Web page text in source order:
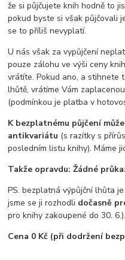
že si půjčujete knih hodně to
pokud byste si však půjčovali
se to příliš nevyplatí.
U nás však za vypůjčení
pouze zálohu ve výši ceny
vrátíte. Pokud ano, a stihnete
lhůtě, vrátíme Vám
(podmínkou je platba v
K bezplatnému půjčení
antikvariátu (s razítky s
posledním listu knihy). Máme
Takže opravdu: Žádné
PS. bezplatná výpůjční lhůta
jsme se ji rozhodli dočasně
pro knihy zakoupené do 30.
Cena 0 Kč (při dodržení